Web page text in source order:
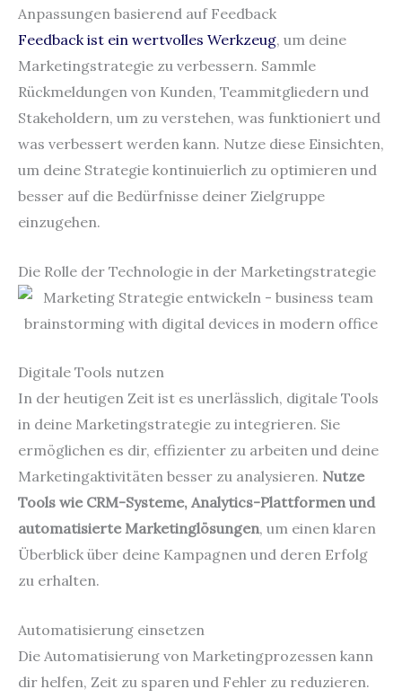
Anpassungen basierend auf Feedback
Feedback ist ein wertvolles Werkzeug, um deine
Marketingstrategie zu verbessern. Sammle
Rückmeldungen von Kunden, Teammitgliedern und
Stakeholdern, um zu verstehen, was funktioniert und
was verbessert werden kann. Nutze diese Einsichten,
um deine Strategie kontinuierlich zu optimieren und
besser auf die Bedürfnisse deiner Zielgruppe
einzugehen.
Die Rolle der Technologie in der Marketingstrategie
Digitale Tools nutzen
In der heutigen Zeit ist es unerlässlich, digitale Tools
in deine Marketingstrategie zu integrieren. Sie
ermöglichen es dir, effizienter zu arbeiten und deine
Marketingaktivitäten besser zu analysieren. Nutze
Tools wie CRM-Systeme, Analytics-Plattformen und
automatisierte Marketinglösungen, um einen klaren
Überblick über deine Kampagnen und deren Erfolg
zu erhalten.
Automatisierung einsetzen
Die Automatisierung von Marketingprozessen kann
dir helfen, Zeit zu sparen und Fehler zu reduzieren.